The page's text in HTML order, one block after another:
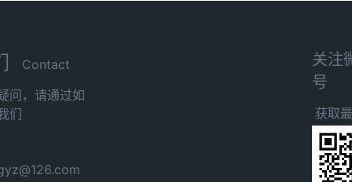
Contact
问，请通过如
们
关注
号
获取